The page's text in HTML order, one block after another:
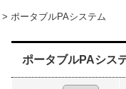
> ポータブルPAシステム
ポータブルPAシス